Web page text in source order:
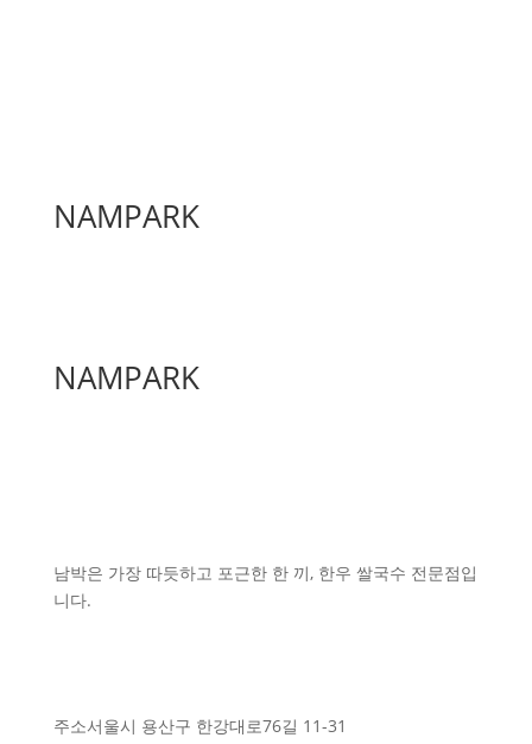
NAMPARK
NAMPARK
남박은 가장 따듯하고 포근한 한 끼, 한우 쌀국수 전문점입
니다.
주소서울시 용산구 한강대로76길 11-31